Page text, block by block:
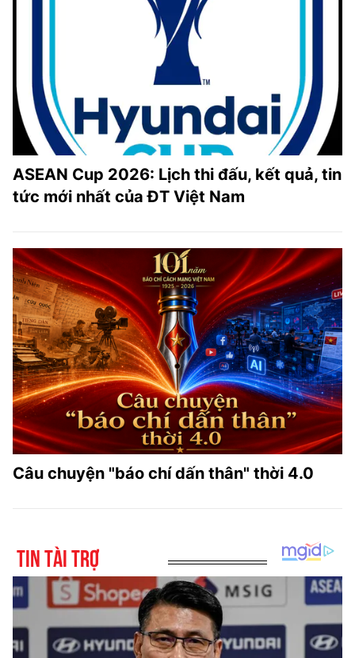
ASEAN Cup 2026: Lịch thi đấu, kết quả, tin
tức mới nhất của ĐT Việt Nam
Câu chuyện "báo chí dấn thân" thời 4.0